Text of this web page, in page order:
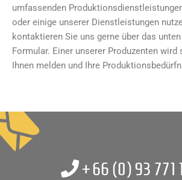
umfassenden
oder einige unserer Dienstleistungen
kontaktieren Sie uns gerne über das
Formular. Einer unserer Produzenten wird
Ihnen melden und Ihre
+66 (0)93 771